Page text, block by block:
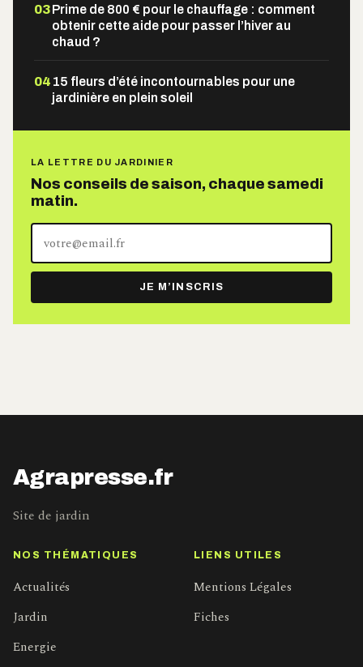
03Prime de 800 € pour le chauffage : comment
obtenir cette aide pour passer l’hiver au
chaud ?
04 15 fleurs d’été incontournables pour une
jardinière en plein soleil
LA LETTRE DU JARDINIER
Nos conseils de saison, chaque samedi
matin.
adresse
e-
mail
JE M’INSCRIS
Agrapresse.fr
Site de jardin
NOS THÉMATIQUES
Actualités
Jardin
Energie
LIENS UTILES
Mentions Légales
Fiches